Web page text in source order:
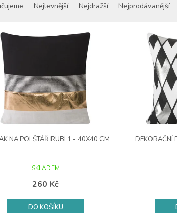
Nejlevnější Nejdražší Nejprodávanější
NA POLŠTÁŘ RUBI 1 - 40X40 CM
SKLADEM
260 Kč
DO KOŠÍKU
DEKORAČNÍ